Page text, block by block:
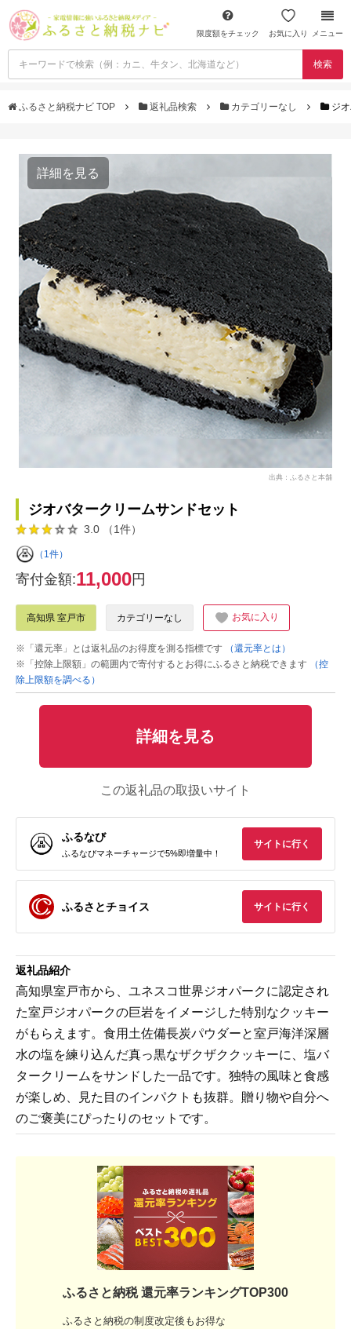
限度額をチェック お気に入り メニュー
検索
ふるさと納税ナビ TOP 返礼品検索 カテゴリーなし ジ
詳細を見る
出典：ふるさと本舗
ジオバタークリームサンドセット
3.0 （1件）
（1件）
寄付金額:11,000円
高知県 室戸市 カテゴリーなし お気に入り
※「還元率」とは返礼品のお得度を測る指標です
（還元率とは）
※「控除上限額」の範囲内で寄付するとお得にふるさと納税できます
（控
除上限額を調べる）
詳細を見る
この返礼品の取扱いサイト
ふるなび
ふるなびマネーチャージで5%即増量中！
サイトに行く
ふるさとチョイス サイトに行く
返礼品紹介
高知県室戸市から、ユネスコ世界ジオパークに認定され
た室戸ジオパークの巨岩をイメージした特別なクッキー
がもらえます。食用土佐備長炭パウダーと室戸海洋深層
水の塩を練り込んだ真っ黒なザクザククッキーに、塩バ
タークリームをサンドした一品です。独特の風味と食感
が楽しめ、見た目のインパクトも抜群。贈り物や自分へ
のご褒美にぴったりのセットです。
ふるさと納税 還元率ランキングTOP300
ふるさと納税の制度改定後もお得な